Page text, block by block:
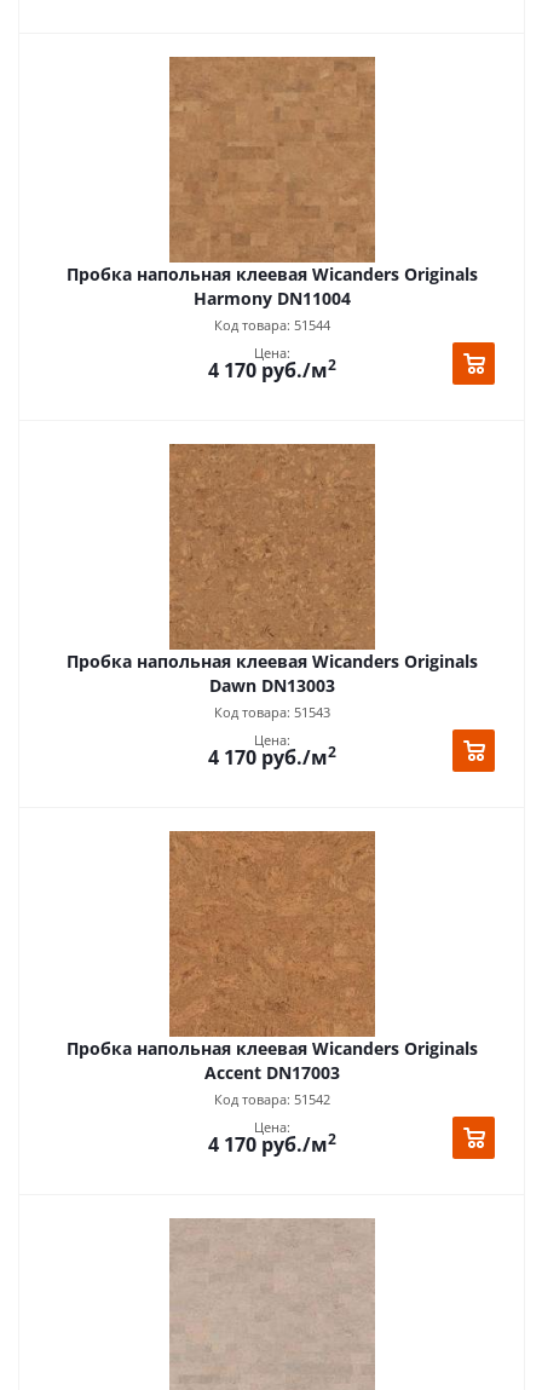
Пробка напольная клеевая Wicanders Originals
Harmony DN11004
Код товара: 51544
Цена:
4 170 руб./м2
Пробка напольная клеевая Wicanders Originals
Dawn DN13003
Код товара: 51543
Цена:
4 170 руб./м2
Пробка напольная клеевая Wicanders Originals
Accent DN17003
Код товара: 51542
Цена:
4 170 руб./м2